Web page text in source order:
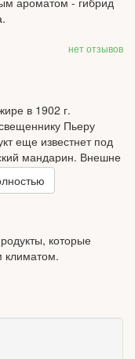
нет отзывов
в 1902 г.
Пьеру
еще известнет под
мандарин. Внешне
в окраске - у
темно-
Клементин богат на
их успешно
блюд и напитков. Из
маринады, соусы и
ликер из
которые
климатом.